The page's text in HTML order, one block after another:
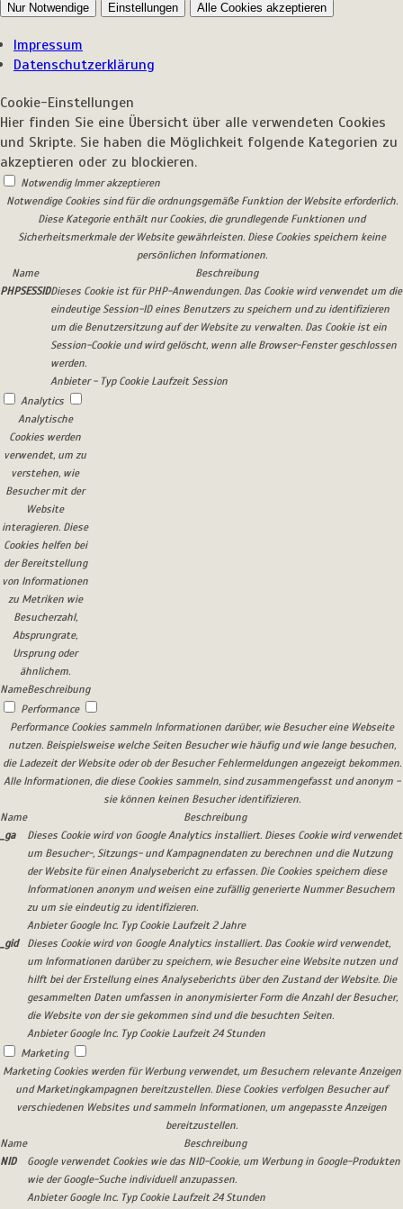
Nur Notwendige Einstellungen Alle Cookies akzeptieren
Impressum
Datenschutzerklärung
Cookie-Einstellungen
Hier finden Sie eine Übersicht über alle verwendeten Cookies
und Skripte. Sie haben die Möglichkeit folgende Kategorien zu
akzeptieren oder zu blockieren.
Notwendig Immer akzeptieren
Notwendige Cookies sind für die ordnungsgemäße Funktion der Website erforderlich.
Diese Kategorie enthält nur Cookies, die grundlegende Funktionen und
Sicherheitsmerkmale der Website gewährleisten. Diese Cookies speichern keine
persönlichen Informationen.
Name
Beschreibung
PHPSESSIDDieses Cookie ist für PHP-Anwendungen. Das Cookie wird verwendet um die
eindeutige Session-ID eines Benutzers zu speichern und zu identifizieren
um die Benutzersitzung auf der Website zu verwalten. Das Cookie ist ein
Session-Cookie und wird gelöscht, wenn alle Browser-Fenster geschlossen
werden.
Anbieter - Typ Cookie Laufzeit Session
Analytics
Analytische
Cookies werden
verwendet, um zu
verstehen, wie
Besucher mit der
Website
interagieren. Diese
Cookies helfen bei
der Bereitstellung
von Informationen
zu Metriken wie
Besucherzahl,
Absprungrate,
Ursprung oder
ähnlichem.
NameBeschreibung
Performance
Performance Cookies sammeln Informationen darüber, wie Besucher eine Webseite
nutzen. Beispielsweise welche Seiten Besucher wie häufig und wie lange besuchen,
die Ladezeit der Website oder ob der Besucher Fehlermeldungen angezeigt bekommen.
Alle Informationen, die diese Cookies sammeln, sind zusammengefasst und anonym -
sie können keinen Besucher identifizieren.
Name
Beschreibung
_ga
Dieses Cookie wird von Google Analytics installiert. Dieses Cookie wird verwendet
um Besucher-, Sitzungs- und Kampagnendaten zu berechnen und die Nutzung
der Website für einen Analysebericht zu erfassen. Die Cookies speichern diese
Informationen anonym und weisen eine zufällig generierte Nummer Besuchern
zu um sie eindeutig zu identifizieren.
Anbieter Google Inc. Typ Cookie Laufzeit 2 Jahre
_gid
Dieses Cookie wird von Google Analytics installiert. Das Cookie wird verwendet,
um Informationen darüber zu speichern, wie Besucher eine Website nutzen und
hilft bei der Erstellung eines Analyseberichts über den Zustand der Website. Die
gesammelten Daten umfassen in anonymisierter Form die Anzahl der Besucher,
die Website von der sie gekommen sind und die besuchten Seiten.
Anbieter Google Inc. Typ Cookie Laufzeit 24 Stunden
Marketing
Marketing Cookies werden für Werbung verwendet, um Besuchern relevante Anzeigen
und Marketingkampagnen bereitzustellen. Diese Cookies verfolgen Besucher auf
verschiedenen Websites und sammeln Informationen, um angepasste Anzeigen
bereitzustellen.
Name
Beschreibung
NID
Google verwendet Cookies wie das NID-Cookie, um Werbung in Google-Produkten
wie der Google-Suche individuell anzupassen.
Anbieter Google Inc. Typ Cookie Laufzeit 24 Stunden